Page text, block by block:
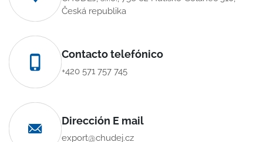
Česká republika
Contacto telefónico
+420 571 757 745
Dirección E mail
export@chudej.cz